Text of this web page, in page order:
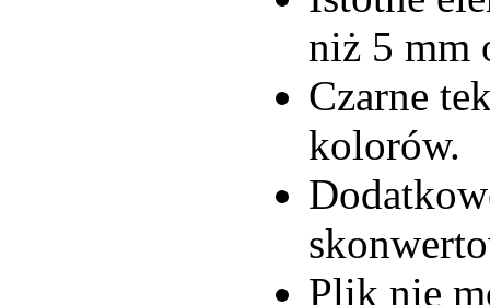
niż 5 mm
Czarne
kolorów.
Plik nie